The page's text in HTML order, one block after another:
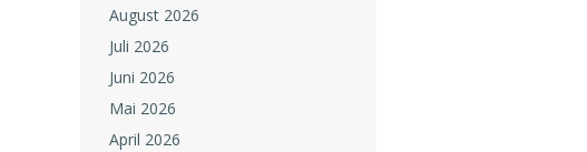
August 2026
Juli 2026
Juni 2026
Mai 2026
April 2026